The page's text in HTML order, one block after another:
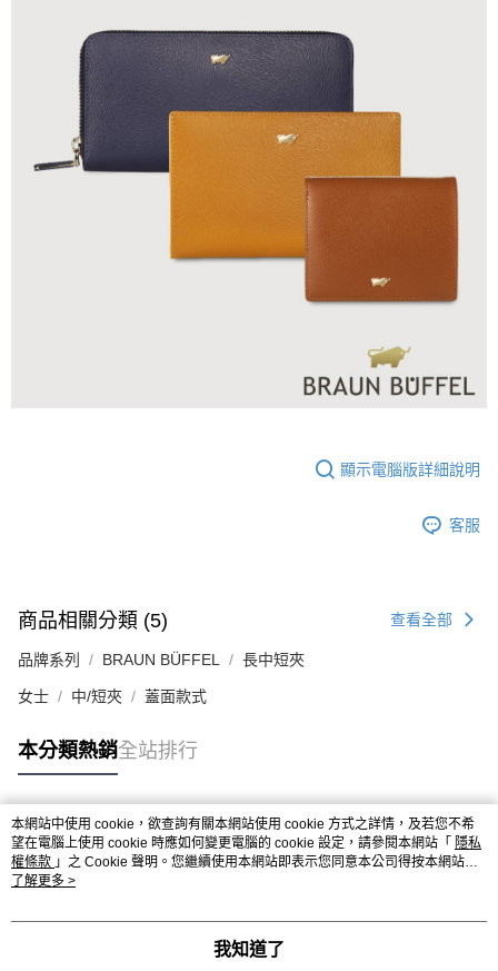
顯示電腦版詳細說明
客服
商品相關分類 (5) 查看全部
品牌系列 BRAUN BÜFFEL 長中短夾
女士 中/短夾 蓋面款式
本分類熱銷全站排行
熱門標籤
本網站中使用 cookie，欲查詢有關本網站使用 cookie 方式之詳情，及若您不希
望在電腦上使用 cookie 時應如何變更電腦的 cookie 設定，請參閱本網站「 隱私
權條款 」之 Cookie 聲明。您繼續使用本網站即表示您同意本公司得按本網站使
用條款之 Cookie 聲明使用 cookie。
了解更多 >
我知道了